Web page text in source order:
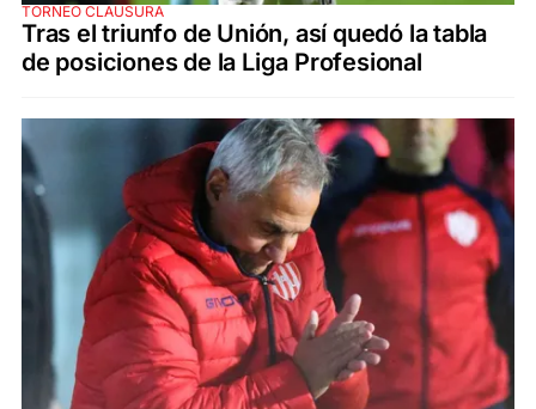
TORNEO CLAUSURA
Tras el triunfo de Unión, así quedó la tabla
de posiciones de la Liga Profesional